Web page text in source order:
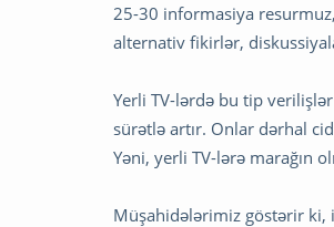
25-30 informasiya
alternativ fikirlər,
Yerli TV-lərdə bu tip verilişlər
sürətlə artır. Onlar dərhal
Yəni, yerli TV-lərə marağın
Müşahidələrimiz göstərir ki,